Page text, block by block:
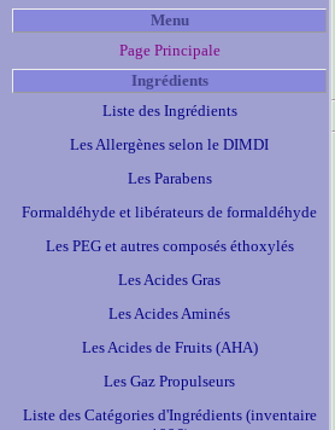
Menu
Page Principale
Ingrédients
Liste des Ingrédients
Les Allergènes selon le DIMDI
Les Parabens
Formaldéhyde et libérateurs de formaldéhyde
Les PEG et autres composés éthoxylés
Les Acides Gras
Les Acides Aminés
Les Acides de Fruits (AHA)
Les Gaz Propulseurs
Liste des Catégories d'Ingrédients (inventaire